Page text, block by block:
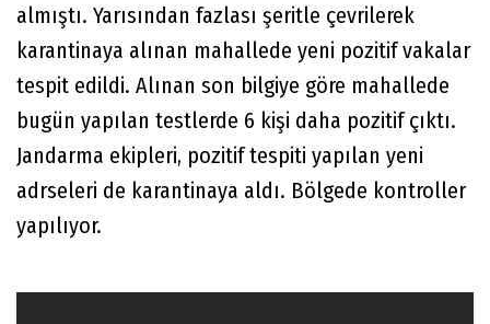
almıştı. Yarısından fazlası şeritle çevrilerek
karantinaya alınan mahallede yeni pozitif vakalar
tespit edildi. Alınan son bilgiye göre mahallede
bugün yapılan testlerde 6 kişi daha pozitif çıktı.
Jandarma ekipleri, pozitif tespiti yapılan yeni
adrseleri de karantinaya aldı. Bölgede kontroller
yapılıyor.